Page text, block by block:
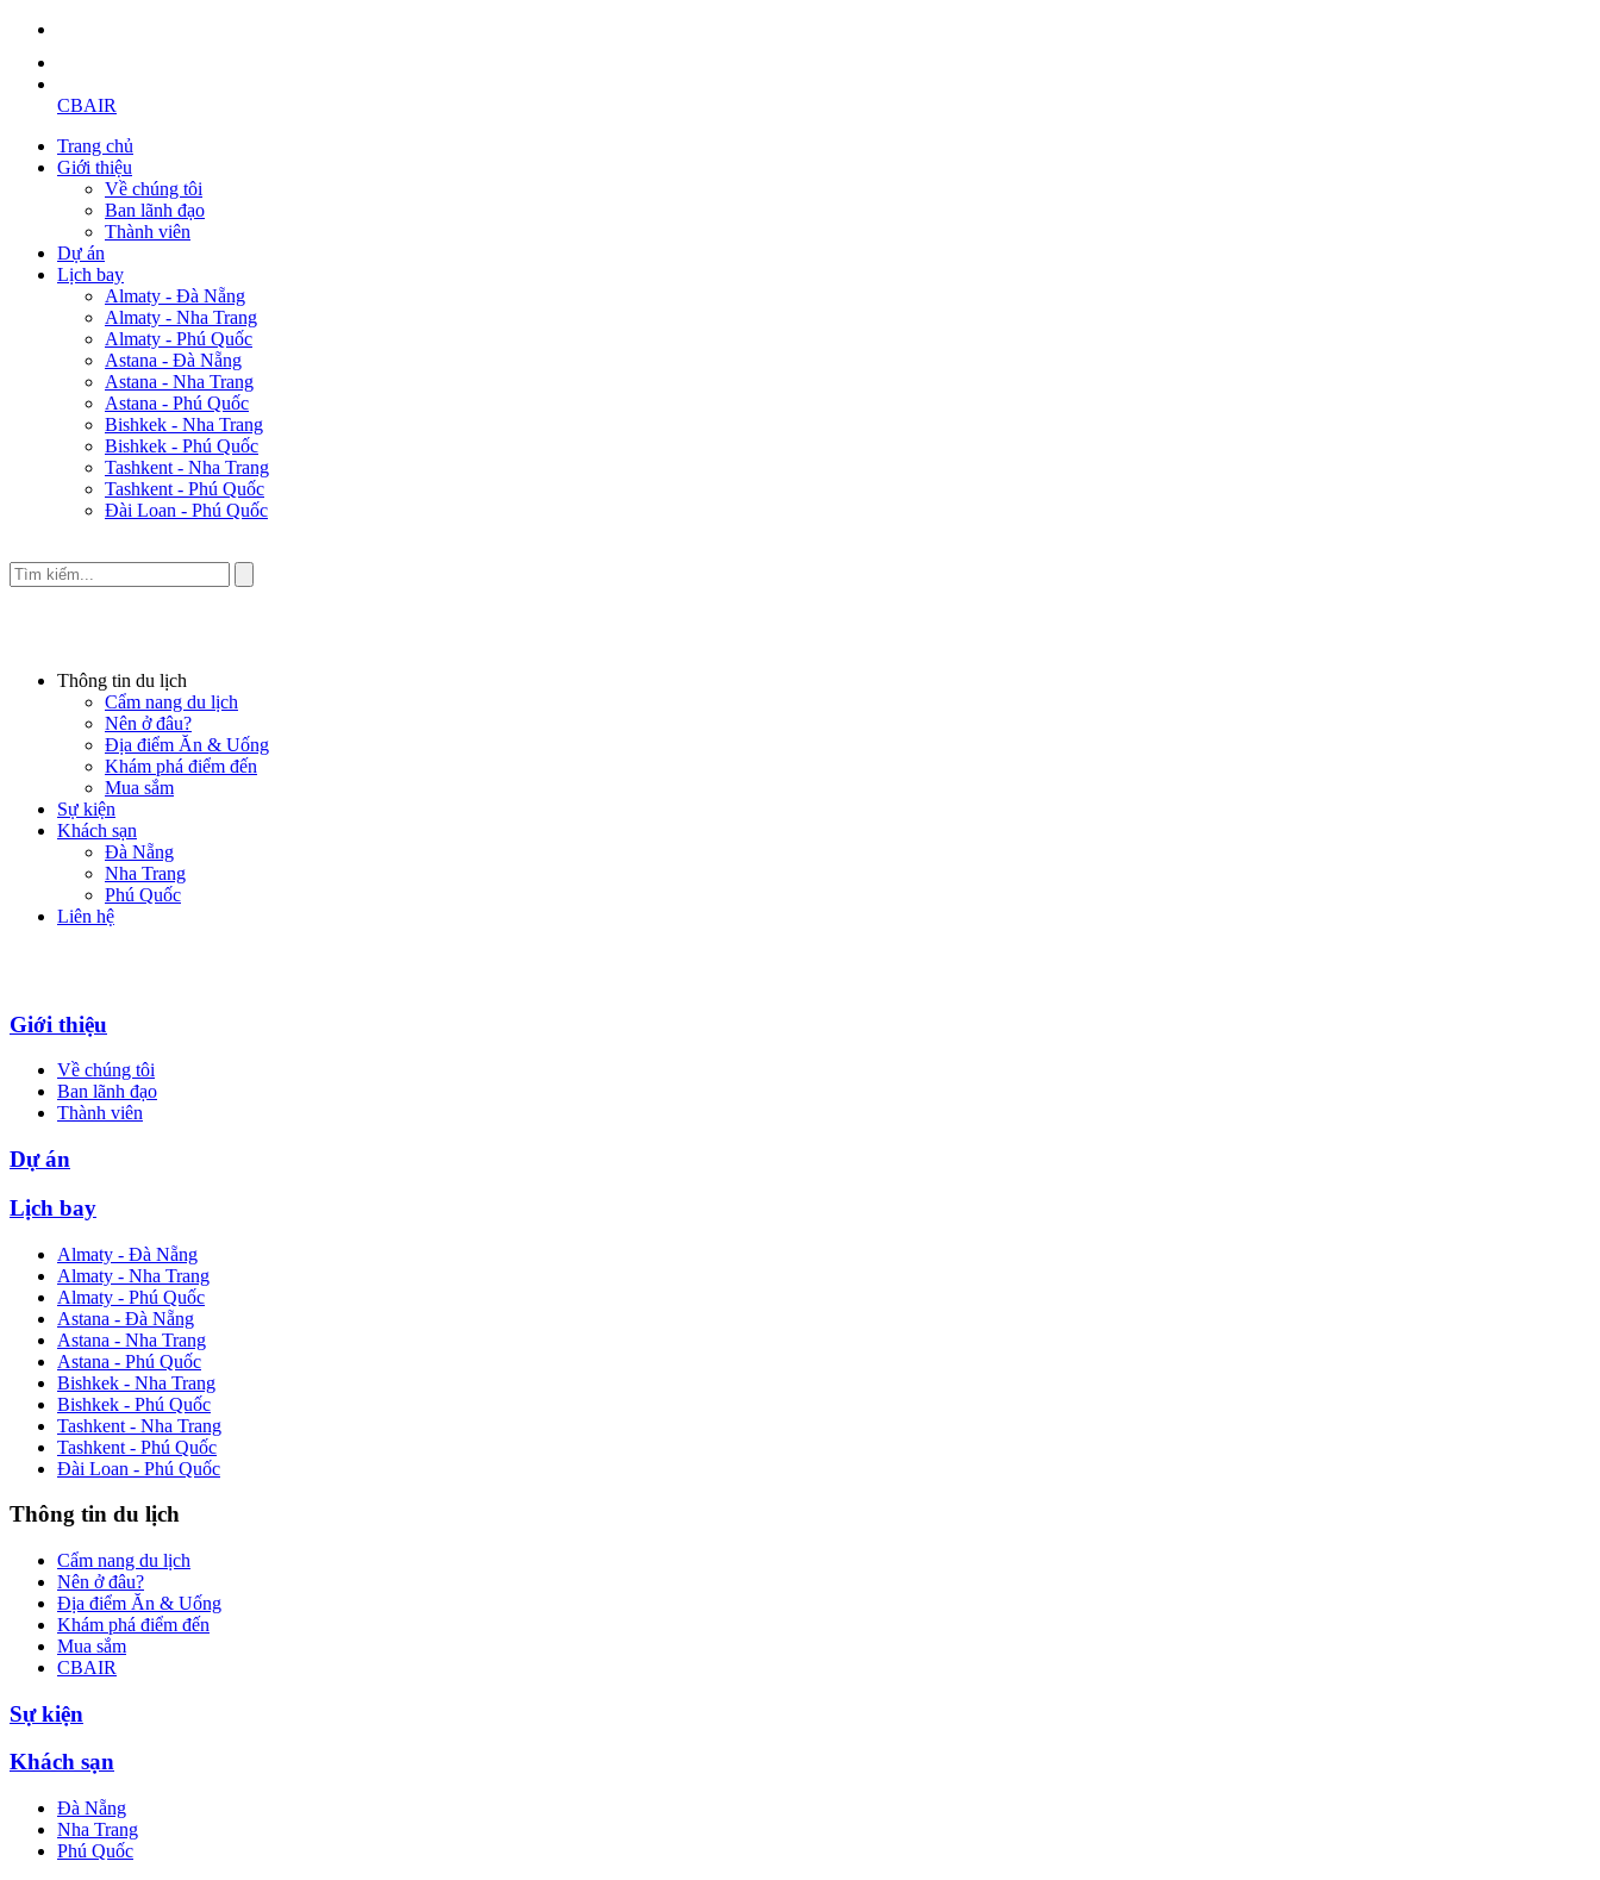
CBAIR
Trang chủ
Giới thiệu
Về chúng tôi
Ban lãnh đạo
Thành viên
Dự án
Lịch bay
Almaty - Đà Nẵng
Almaty - Nha Trang
Almaty - Phú Quốc
Astana - Đà Nẵng
Astana - Nha Trang
Astana - Phú Quốc
Bishkek - Nha Trang
Bishkek - Phú Quốc
Tashkent - Nha Trang
Tashkent - Phú Quốc
Đài Loan - Phú Quốc
Thông tin du lịch
Cẩm nang du lịch
Nên ở đâu?
Địa điểm Ăn & Uống
Khám phá điểm đến
Mua sắm
Sự kiện
Khách sạn
Đà Nẵng
Nha Trang
Phú Quốc
Liên hệ
Giới thiệu
Về chúng tôi
Ban lãnh đạo
Thành viên
Dự án
Lịch bay
Almaty - Đà Nẵng
Almaty - Nha Trang
Almaty - Phú Quốc
Astana - Đà Nẵng
Astana - Nha Trang
Astana - Phú Quốc
Bishkek - Nha Trang
Bishkek - Phú Quốc
Tashkent - Nha Trang
Tashkent - Phú Quốc
Đài Loan - Phú Quốc
Thông tin du lịch
Cẩm nang du lịch
Nên ở đâu?
Địa điểm Ăn & Uống
Khám phá điểm đến
Mua sắm
CBAIR
Sự kiện
Khách sạn
Đà Nẵng
Nha Trang
Phú Quốc